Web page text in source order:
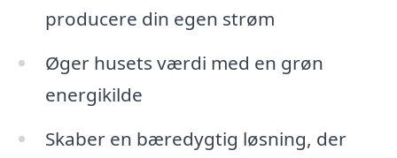
producere din egen strøm
Øger husets værdi med en grøn
energikilde
Skaber en bæredygtig løsning, der